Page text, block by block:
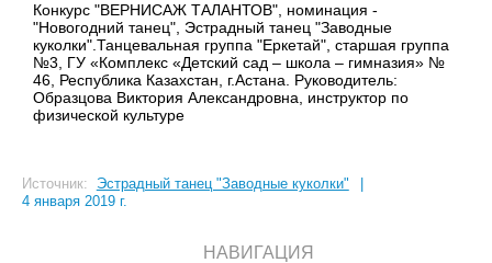
Конкурс "ВЕРНИСАЖ ТАЛАНТОВ", номинация -
"Новогодний танец", Эстрадный танец "Заводные
куколки".Танцевальная группа "Еркетай", старшая группа
№3, ГУ «Комплекс «Детский сад – школа – гимназия» №
46, Республика Казахстан, г.Астана. Руководитель:
Образцова Виктория Александровна, инструктор по
физической культуре
Источник: Эстрадный танец "Заводные куколки"
|
4 января 2019 г.
НАВИГАЦИЯ